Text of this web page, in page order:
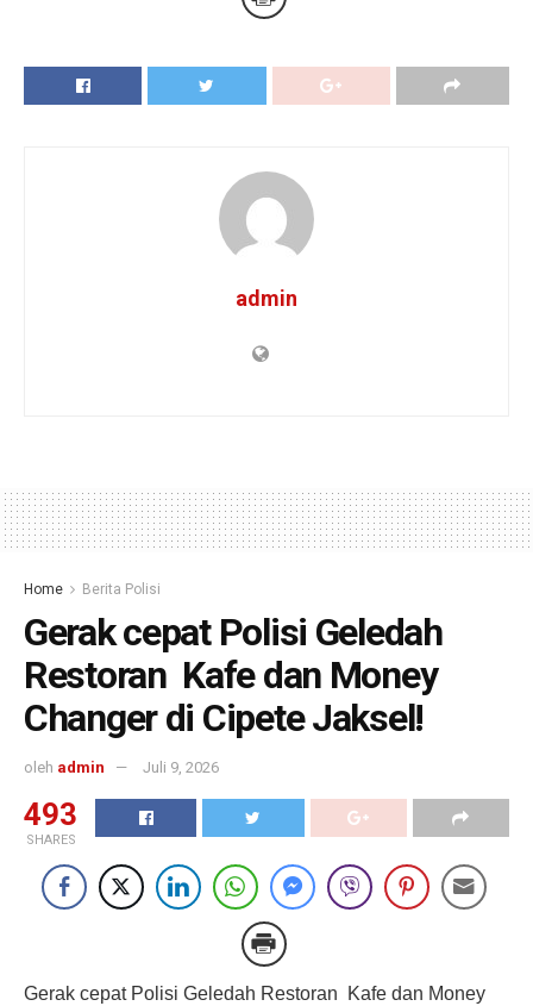
admin
Home Berita Polisi
Gerak cepat Polisi Geledah
Restoran Kafe dan Money
Changer di Cipete Jaksel!
oleh admin Juli 9, 2026
493
SHARES
Gerak cepat Polisi Geledah Restoran Kafe dan Money